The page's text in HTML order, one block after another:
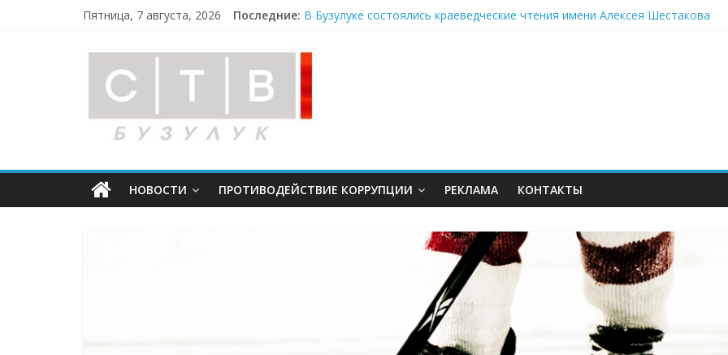
Пятница, 7 августа, 2026 Последние: В Бузулуке состоялись краеведческие чтения имени Алексея Шестакова
Опасность рядом
«Оренбургнефть» – энергия талантов
Более 330 дорожных объектов планируется завершить до 2031 года
НОВОСТИ ПРОТИВОДЕЙСТВИЕ КОРРУПЦИИ РЕКЛАМА КОНТАКТЫ